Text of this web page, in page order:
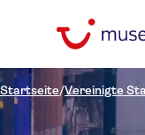
Startseite/Vereinigte